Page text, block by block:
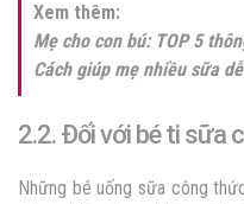
Xem thêm:
Mẹ cho con bú: TOP 5
Cách giúp mẹ nhiều sữa
2.2. Đối với bé ti sữa
Những bé uống sữa công